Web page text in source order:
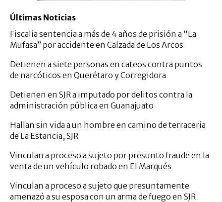
Últimas Noticias
Fiscalía sentencia a más de 4 años de prisión a “La
Mufasa” por accidente en Calzada de Los Arcos
Detienen a siete personas en cateos contra puntos
de narcóticos en Querétaro y Corregidora
Detienen en SJR a imputado por delitos contra la
administración pública en Guanajuato
Hallan sin vida a un hombre en camino de terracería
de La Estancia, SJR
Vinculan a proceso a sujeto por presunto fraude en la
venta de un vehículo robado en El Marqués
Vinculan a proceso a sujeto que presuntamente
amenazó a su esposa con un arma de fuego en SJR